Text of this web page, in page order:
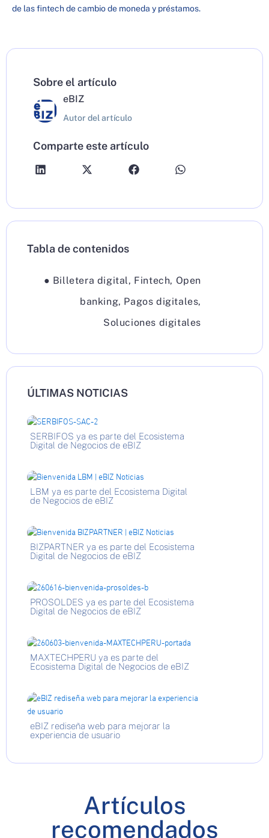
de las fintech de cambio de moneda y préstamos.
Sobre el artículo
eBIZ
Autor del artículo
Comparte este artículo
Tabla de contenidos
● Billetera digital, Fintech, Open
banking, Pagos digitales,
Soluciones digitales
ÚLTIMAS NOTICIAS
SERBIFOS ya es parte del Ecosistema
Digital de Negocios de eBIZ
LBM ya es parte del Ecosistema Digital
de Negocios de eBIZ
BIZPARTNER ya es parte del Ecosistema
Digital de Negocios de eBIZ
PROSOLDES ya es parte del Ecosistema
Digital de Negocios de eBIZ
MAXTECHPERU ya es parte del
Ecosistema Digital de Negocios de eBIZ
eBIZ rediseña web para mejorar la
experiencia de usuario
Artículos
recomendados